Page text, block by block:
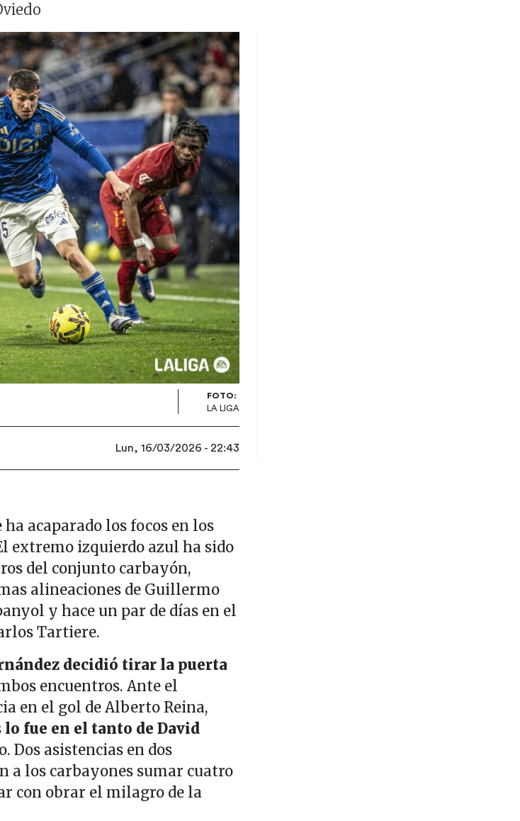
FOTO:
LA LIGA
Lun, 16/03/2026 - 22:43
ha acaparado los focos en los
extremo izquierdo azul ha sido
del conjunto carbayón,
alineaciones de Guillermo
y hace un par de días en el
Tartiere.
decidió tirar la puerta
encuentros. Ante el
en el gol de Alberto Reina,
lo fue en el tanto de David
Dos asistencias en dos
a los carbayones sumar cuatro
con obrar el milagro de la